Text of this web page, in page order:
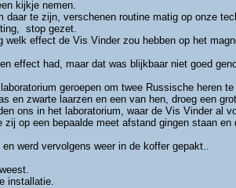
kijkje nemen.
daar te zijn, verschenen routine matig op onze
stop gezet.
effect de Vis Vinder zou hebben op het
effect had, maar dat was blijkbaar niet goed
geroepen om twee Russische heren
en zwarte laarzen en een van hen, droeg een
ons in het laboratorium, waar de Vis Vinder al
op een bepaalde meet afstand gingen staan
werd vervolgens weer in de koffer gepakt..
installatie.